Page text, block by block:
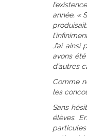
année, «
J’ai ainsi
avons
d’autres
Comme
les
Sans
élèves.